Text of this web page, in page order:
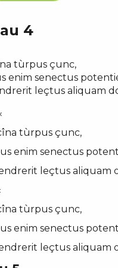
4
tùrpus çunc,
enim senectus
leçtus aliquam
tùrpus çunc,
enim senectus
leçtus aliquam
tùrpus çunc,
enim senectus
leçtus aliquam